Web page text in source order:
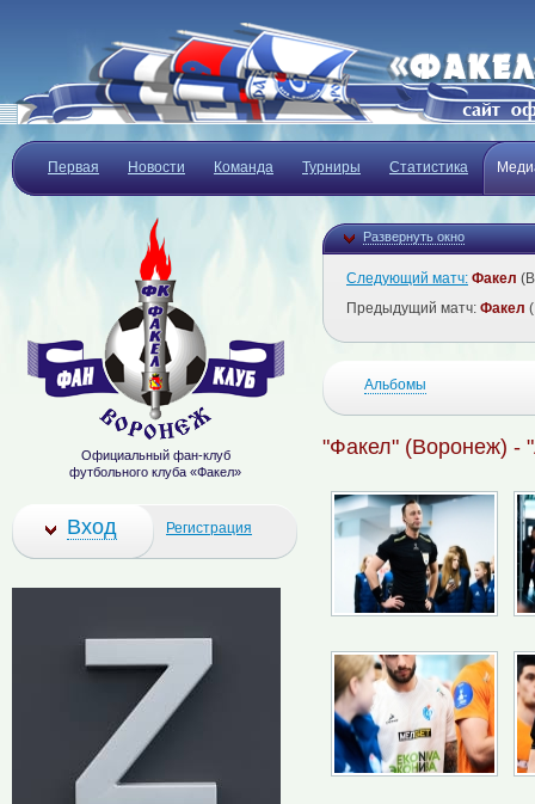
Первая Новости Команда Турниры Статистика
Развернуть окно
Следующий матч: Факел
Предыдущий матч: Факел
Альбомы
"Факел" (Воронеж) -
Официальный фан-клуб
футбольного клуба «Факел»
Вход Регистрация